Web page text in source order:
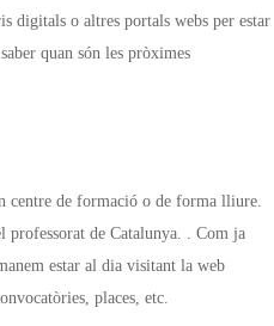
digitals o altres portals webs per estar
quan són les pròximes
centre de formació o de forma lliure.
professorat de Catalunya. . Com ja
estar al dia visitant la web
places, etc.